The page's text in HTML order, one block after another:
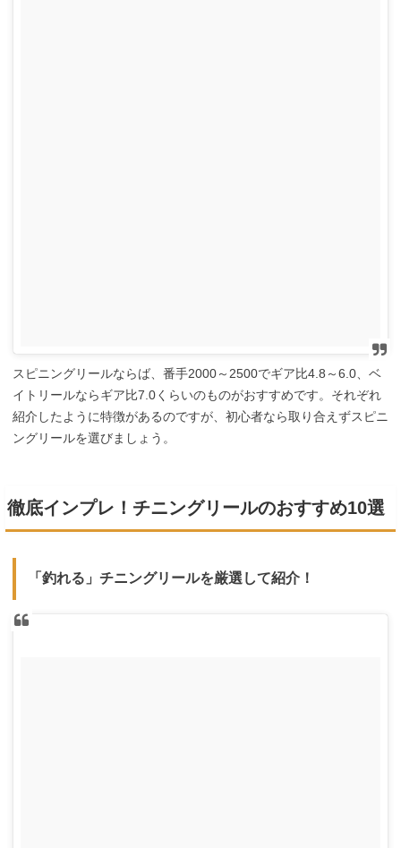
スピニングリールならば、番手2000～2500でギア比4.8～6.0、ベ
イトリールならギア比7.0くらいのものがおすすめです。それぞれ
紹介したように特徴があるのですが、初心者なら取り合えずスピニ
ングリールを選びましょう。
徹底インプレ！チニングリールのおすすめ10選
「釣れる」チニングリールを厳選して紹介！